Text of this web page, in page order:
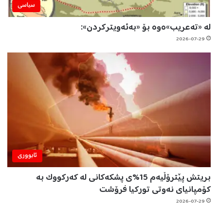
سیاسی
لە «تەعریب»ەوە بۆ «بەئەویترکردن»:
2026-07-29
ئابووری
بریتش پێترۆڵیەم 15%ی پشکەکانی لە کەرکووک بە
کۆمپانیای نەوتی تورکیا فرۆشت
2026-07-29